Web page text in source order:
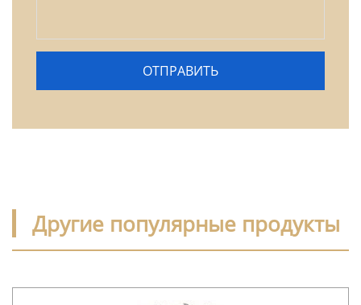
Другие популярные продукты